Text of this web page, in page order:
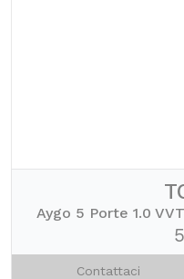
Aygo 5 Porte 1.0
Contattaci